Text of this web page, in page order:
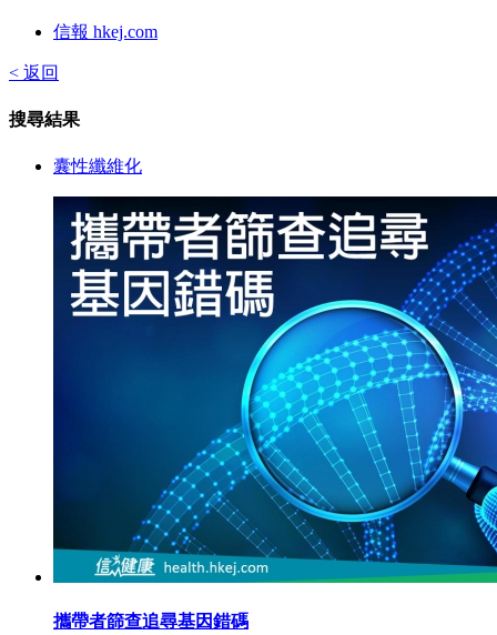
信報 hkej.com
< 返回
搜尋結果
囊性纖維化
攜帶者篩查追尋基因錯碼